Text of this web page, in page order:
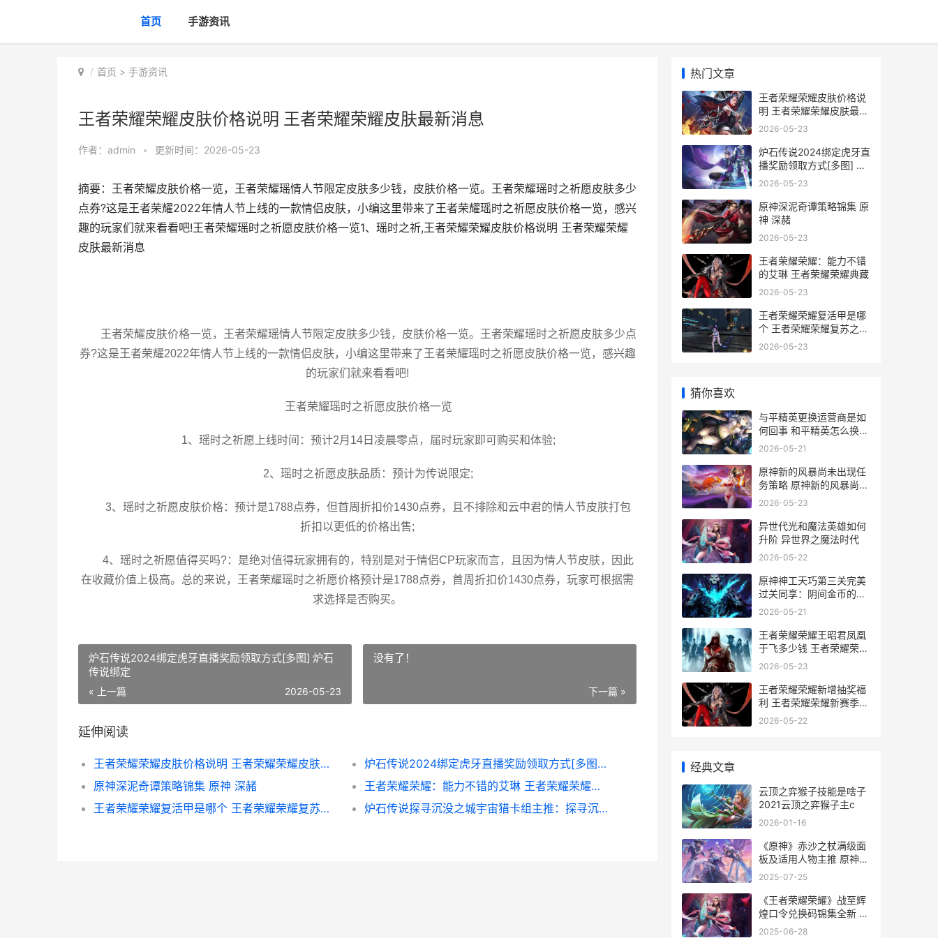
首页 手游资讯
首页 > 手游资讯
王者荣耀荣耀皮肤价格说明 王者荣耀荣耀皮肤最新消息
作者： admin • 更新时间：2026-05-23
摘要：王者荣耀皮肤价格一览，王者荣耀瑶情人节限定皮肤多少钱，皮肤价格一览。王者荣耀瑶时之祈愿皮肤多少
点券?这是王者荣耀2022年情人节上线的一款情侣皮肤，小编这里带来了王者荣耀瑶时之祈愿皮肤价格一览，感兴
趣的玩家们就来看看吧!王者荣耀瑶时之祈愿皮肤价格一览1、瑶时之祈,王者荣耀荣耀皮肤价格说明 王者荣耀荣耀
皮肤最新消息
王者荣耀皮肤价格一览，王者荣耀瑶情人节限定皮肤多少钱，皮肤价格一览。王者荣耀瑶时之祈愿皮肤多少点
券?这是王者荣耀2022年情人节上线的一款情侣皮肤，小编这里带来了王者荣耀瑶时之祈愿皮肤价格一览，感兴趣
的玩家们就来看看吧!
王者荣耀瑶时之祈愿皮肤价格一览
1、瑶时之祈愿上线时间：预计2月14日凌晨零点，届时玩家即可购买和体验;
2、瑶时之祈愿皮肤品质：预计为传说限定;
3、瑶时之祈愿皮肤价格：预计是1788点券，但首周折扣价1430点券，且不排除和云中君的情人节皮肤打包
折扣以更低的价格出售;
4、瑶时之祈愿值得买吗?：是绝对值得玩家拥有的，特别是对于情侣CP玩家而言，且因为情人节皮肤，因此
在收藏价值上极高。总的来说，王者荣耀瑶时之祈愿价格预计是1788点券，首周折扣价1430点券，玩家可根据需
求选择是否购买。
炉石传说2024绑定虎牙直播奖励领取方式[多图] 炉石
传说绑定
« 上一篇 2026-05-23
没有了！
下一篇 »
延伸阅读
王者荣耀荣耀皮肤价格说明 王者荣耀荣耀皮肤最新消息
炉石传说2024绑定虎牙直播奖励领取方式[多图] 炉石传说绑定
原神深泥奇谭策略锦集 原神 深赭
王者荣耀荣耀：能力不错的艾琳 王者荣耀荣耀典藏
王者荣耀荣耀复活甲是哪个 王者荣耀荣耀复苏之光称号怎么获得
炉石传说探寻沉没之城宇宙猎卡组主推：探寻沉没之城宇宙猎卡组代码同享[多图] 炉石传说探寻沉没之城怎么获得
热门文章
王者荣耀荣耀皮肤价格说
明 王者荣耀荣耀皮肤最新
消息
2026-05-23
炉石传说2024绑定虎牙直
播奖励领取方式[多图] 炉
石传说绑定
2026-05-23
原神深泥奇谭策略锦集 原
神 深赭
2026-05-23
王者荣耀荣耀：能力不错
的艾琳 王者荣耀荣耀典藏
2026-05-23
王者荣耀荣耀复活甲是哪
个 王者荣耀荣耀复苏之光
称号怎么获得
2026-05-23
猜你喜欢
与平精英更换运营商是如
何回事 和平精英怎么换载
具
2026-05-21
原神新的风暴尚未出现任
务策略 原神新的风暴尚未
出现如何触发
2026-05-23
异世代光和魔法英雄如何
升阶 异世界之魔法时代
2026-05-22
原神神工天巧第三关完美
过关同享：阴间金币的位
置 原神天工大剑怎么获得
2026-05-21
王者荣耀荣耀王昭君凤凰
于飞多少钱 王者荣耀荣耀
王者
2026-05-23
王者荣耀荣耀新增抽奖福
利 王者荣耀荣耀新赛季会
到什么段位
2026-05-22
经典文章
云顶之弈猴子技能是啥子
2021云顶之弈猴子主c
2026-01-16
《原神》赤沙之杖满级面
板及适用人物主推 原神赤
沙之槛怎么开
2025-07-25
《王者荣耀荣耀》战至辉
煌口令兑换码锦集全新 王
者荣耀荣耀币怎么获取
2025-06-28